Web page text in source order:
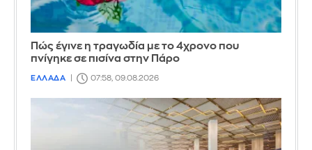
Πώς έγινε η τραγωδία με το 4χρονο που
πνίγηκε σε πισίνα στην Πάρο
ΕΛΛΑΔΑ 07:58, 09.08.2026